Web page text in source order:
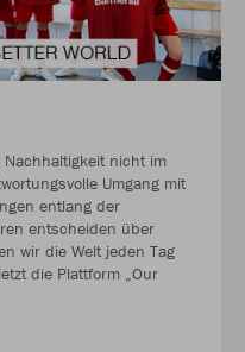
nicht im
Umgang mit
entlang der
entscheiden über
wir die Welt jeden Tag
die Plattform „Our